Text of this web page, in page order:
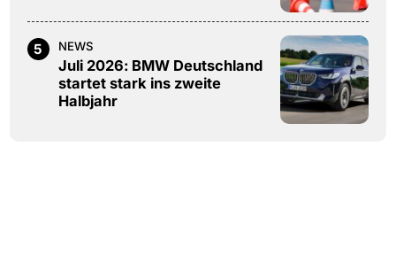
5 NEWS
Juli 2026: BMW Deutschland
startet stark ins zweite
Halbjahr